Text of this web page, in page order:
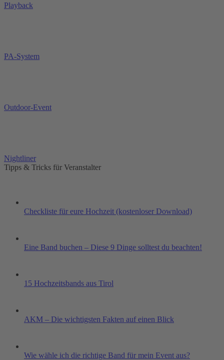
Playback
PA-System
Outdoor-Event
Nightliner
Tipps & Tricks für Veranstalter
Checkliste für eure Hochzeit (kostenloser Download)
Eine Band buchen – Diese 9 Dinge solltest du beachten!
15 Hochzeitsbands aus Tirol
AKM – Die wichtigsten Fakten auf einen Blick
Wie wähle ich die richtige Band für mein Event aus?